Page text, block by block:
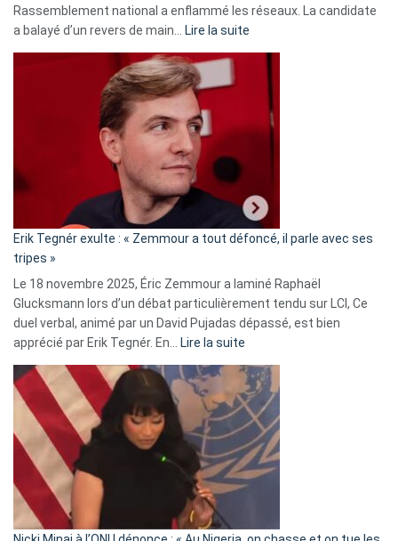
Rassemblement national a enflammé les réseaux. La candidate
a balayé d’un revers de main…
Lire la suite
d’alliance
secrète
«
C’est
fake
news
»
Erik Tegnér exulte : « Zemmour a tout défoncé, il parle avec ses
tripes »
Le 18 novembre 2025, Éric Zemmour a laminé Raphaël
Glucksmann lors d’un débat particulièrement tendu sur LCI, Ce
duel verbal, animé par un David Pujadas dépassé, est bien
apprécié par Erik Tegnér. En…
Lire la suite
Tegnér
exulte
« Zemmour
a
tout
parle